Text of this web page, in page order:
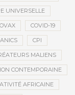
UNIVERSELLE
COVID-19
CPI
MALIENS
CONTEMPORAINE
AFRICAINE